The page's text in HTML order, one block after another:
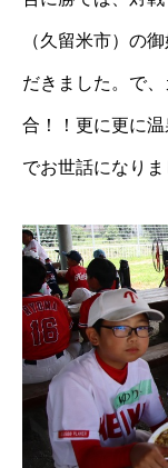
（久留米市）の
だきました。で
合！！更に更に
でお世話になりま